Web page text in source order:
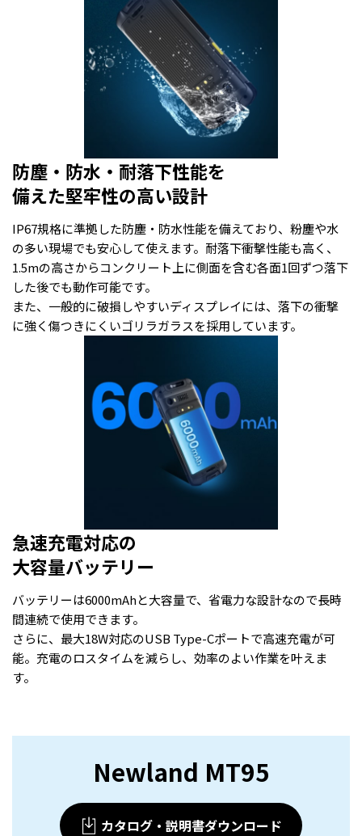
防塵・防水・耐落下性能を
備えた堅牢性の高い設計
IP67規格に準拠した防塵・防水性能を備えており、粉塵や水
の多い現場でも安心して使えます。耐落下衝撃性能も高く、
1.5mの高さからコンクリート上に側面を含む各面1回ずつ落下
した後でも動作可能です。
また、一般的に破損しやすいディスプレイには、落下の衝撃
に強く傷つきにくいゴリラガラスを採用しています。
急速充電対応の
大容量バッテリー
バッテリーは6000mAhと大容量で、省電力な設計なので長時
間連続で使用できます。
さらに、最大18W対応のUSB Type-Cポートで高速充電が可
能。充電のロスタイムを減らし、効率のよい作業を叶えま
す。
Newland MT95
カタログ・説明書ダウンロード